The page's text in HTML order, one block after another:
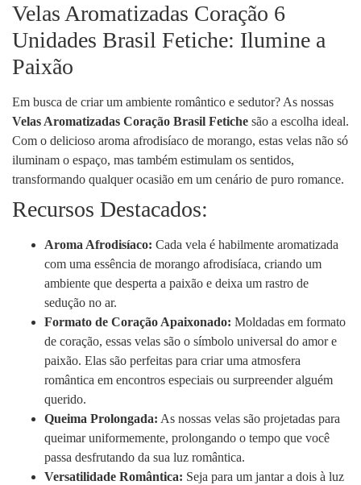
Velas Aromatizadas Coração 6
Unidades Brasil Fetiche: Ilumine a
Paixão
Em busca de criar um ambiente romântico e sedutor? As nossas
Velas Aromatizadas Coração Brasil Fetiche são a escolha ideal.
Com o delicioso aroma afrodisíaco de morango, estas velas não só
iluminam o espaço, mas também estimulam os sentidos,
transformando qualquer ocasião em um cenário de puro romance.
Recursos Destacados:
Aroma Afrodisíaco: Cada vela é habilmente aromatizada
com uma essência de morango afrodisíaca, criando um
ambiente que desperta a paixão e deixa um rastro de
sedução no ar.
Formato de Coração Apaixonado: Moldadas em formato
de coração, essas velas são o símbolo universal do amor e
paixão. Elas são perfeitas para criar uma atmosfera
romântica em encontros especiais ou surpreender alguém
querido.
Queima Prolongada: As nossas velas são projetadas para
queimar uniformemente, prolongando o tempo que você
passa desfrutando da sua luz romântica.
Versatilidade Romântica: Seja para um jantar a dois à luz